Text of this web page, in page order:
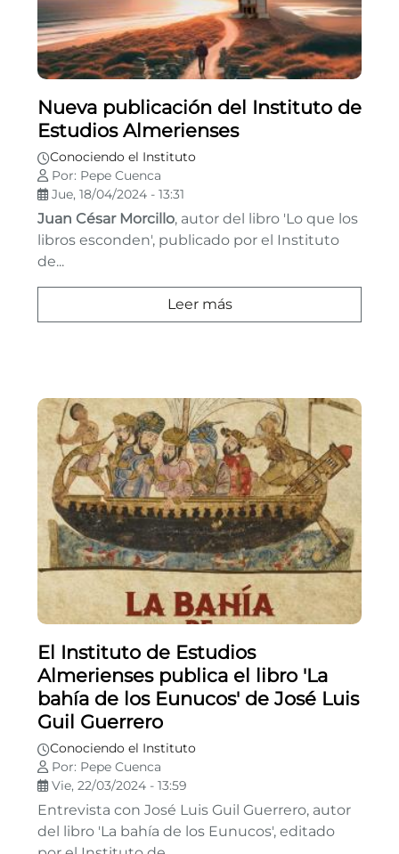
Nueva publicación del Instituto de
Estudios Almerienses
Conociendo el Instituto
Por: Pepe Cuenca
Jue, 18/04/2024 - 13:31
Juan César Morcillo, autor del libro 'Lo que los
libros esconden', publicado por el Instituto
de...
Leer más
El Instituto de Estudios
Almerienses publica el libro 'La
bahía de los Eunucos' de José Luis
Guil Guerrero
Conociendo el Instituto
Por: Pepe Cuenca
Vie, 22/03/2024 - 13:59
Entrevista con José Luis Guil Guerrero, autor
del libro 'La bahía de los Eunucos', editado